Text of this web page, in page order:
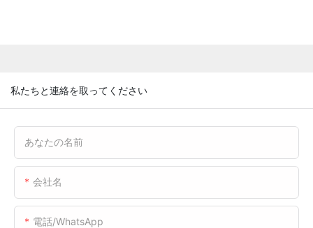
私たちと連絡を取ってください
あなたの名前
会社名
電話/WhatsApp